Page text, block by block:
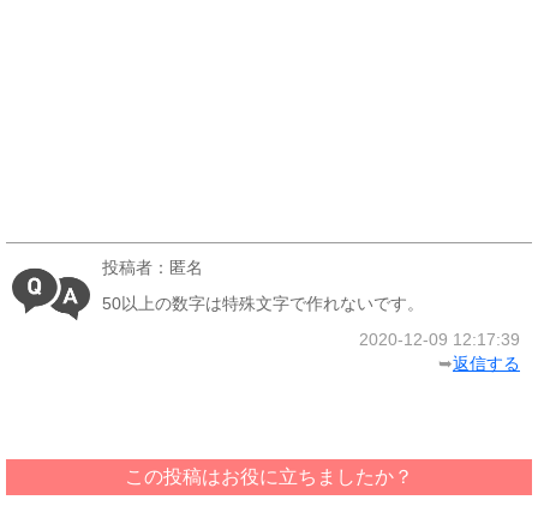
投稿者：匿名
50以上の数字は特殊文字で作れないです。
2020-12-09 12:17:39
➥返信する
この投稿はお役に立ちましたか？